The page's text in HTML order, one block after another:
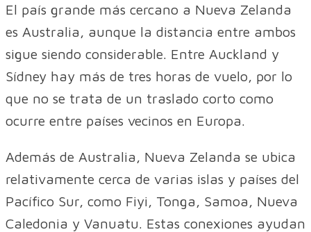
El país grande más cercano a Nueva Zelanda
es Australia, aunque la distancia entre ambos
sigue siendo considerable. Entre Auckland y
Sídney hay más de tres horas de vuelo, por lo
que no se trata de un traslado corto como
ocurre entre países vecinos en Europa.
Además de Australia, Nueva Zelanda se ubica
relativamente cerca de varias islas y países del
Pacífico Sur, como Fiyi, Tonga, Samoa, Nueva
Caledonia y Vanuatu. Estas conexiones ayudan